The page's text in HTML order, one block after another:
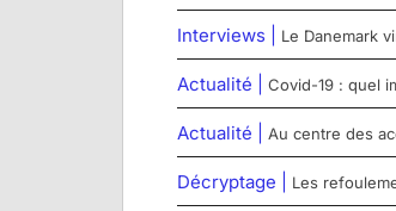
Interviews | Le Danemark
Actualité | Covid-19 : quel
Actualité | Au centre des
Décryptage | Les